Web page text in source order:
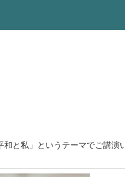
と私」というテーマでご講